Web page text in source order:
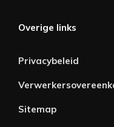
Overige links
Privacybeleid
Sitemap